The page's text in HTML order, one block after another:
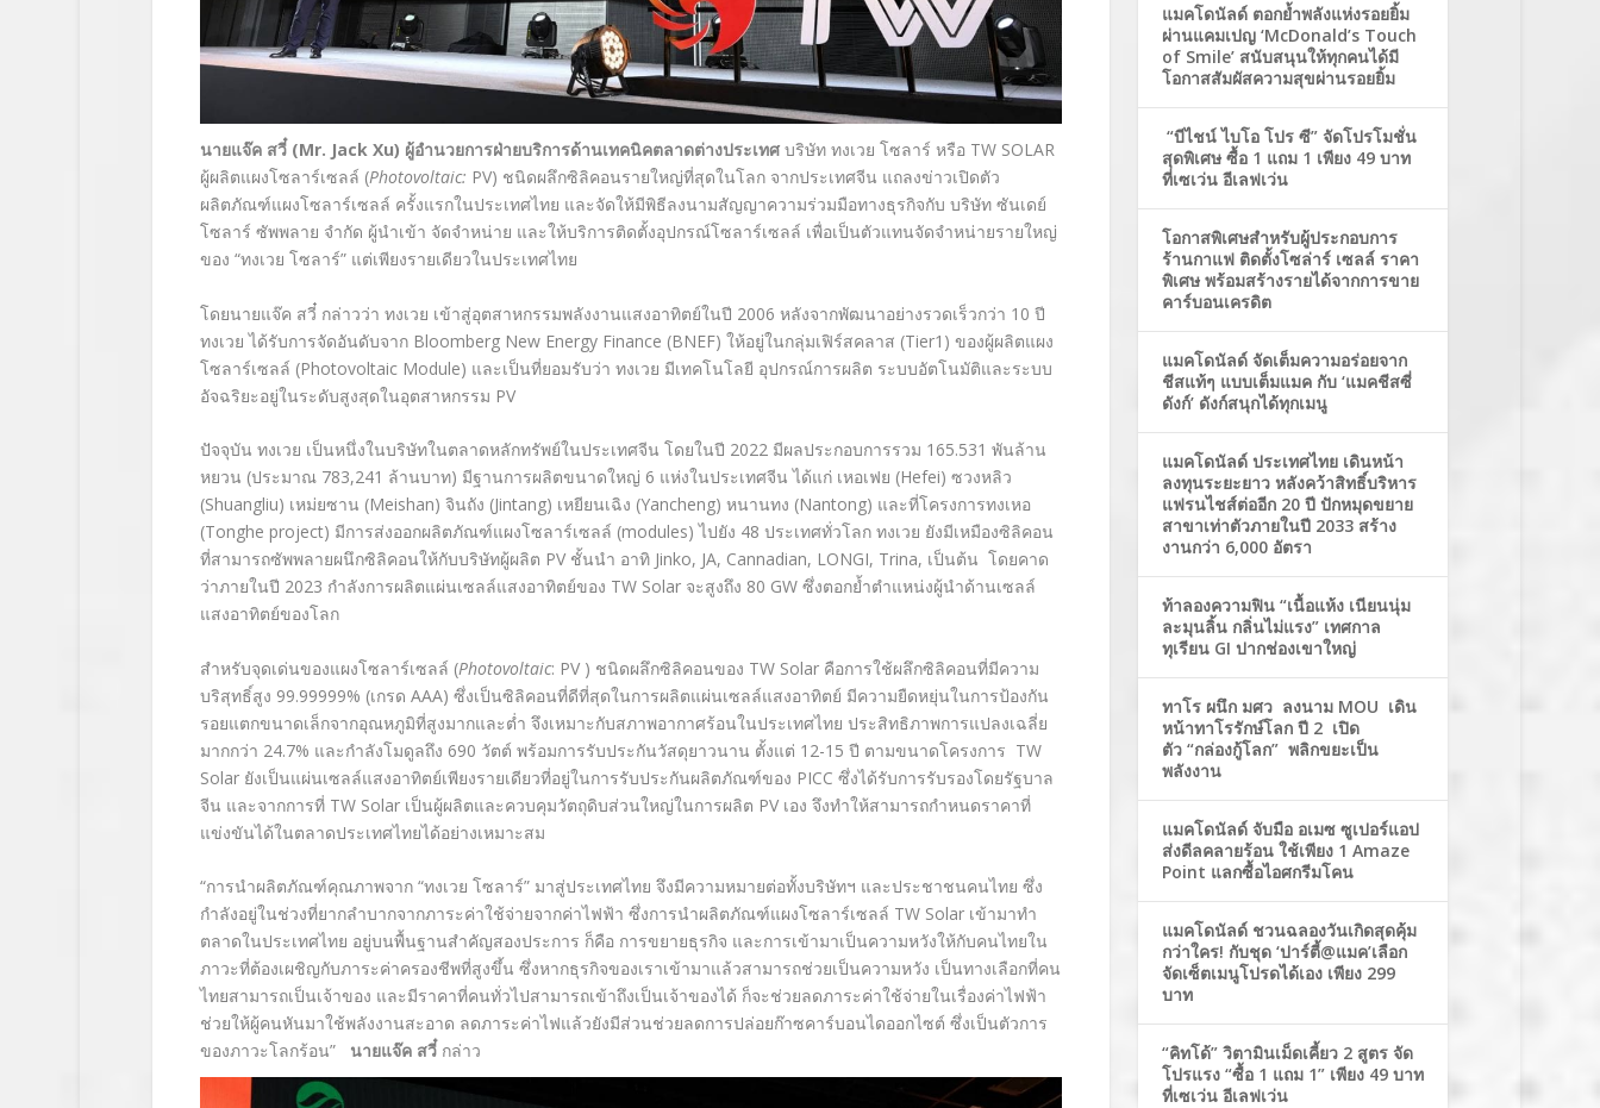
นายแจ๊ค สวี๋ (Mr. Jack Xu) ผู้อำนวยการฝ่ายบริการด้านเทคนิคตลาดต่างประเทศบริษัท ทงเวย โซลาร์ หรือ TW SOLAR
ผู้ผลิตแผงโซลาร์เซลล์ (Photovoltaic: PV) ชนิดผลึกซิลิคอนรายใหญ่ที่สุดในโลก จากประเทศจีน แถลงข่าวเปิดตัว
ผลิตภัณฑ์แผงโซลาร์เซลล์ ครั้งแรกในประเทศไทย และจัดให้มีพิธีลงนามสัญญาความร่วมมือทางธุรกิจกับ บริษัท ซันเดย์
โซลาร์ ซัพพลาย จำกัด ผู้นำเข้า จัดจำหน่าย และให้บริการติดตั้งอุปกรณ์โซลาร์เซลล์ เพื่อเป็นตัวแทนจัดจำหน่ายรายใหญ่
ของ “ทงเวย โซลาร์” แต่เพียงรายเดียวในประเทศไทย
โดยนายแจ๊ค สวี๋ กล่าวว่า ทงเวย เข้าสู่อุตสาหกรรมพลังงานแสงอาทิตย์ในปี 2006 หลังจากพัฒนาอย่างรวดเร็วกว่า 10 ปี
ทงเวย ได้รับการจัดอันดับจาก Bloomberg New Energy Finance (BNEF) ให้อยู่ในกลุ่มเฟิร์สคลาส (Tier1) ของผู้ผลิตแผง
โซลาร์เซลล์ (Photovoltaic Module) และเป็นที่ยอมรับว่า ทงเวย มีเทคโนโลยี อุปกรณ์การผลิต ระบบอัตโนมัติและระบบ
อัจฉริยะอยู่ในระดับสูงสุดในอุตสาหกรรม PV
ปัจจุบัน ทงเวย เป็นหนึ่งในบริษัทในตลาดหลักทรัพย์ในประเทศจีน โดยในปี 2022 มีผลประกอบการรวม 165.531 พันล้าน
หยวน (ประมาณ 783,241 ล้านบาท) มีฐานการผลิตขนาดใหญ่ 6 แห่งในประเทศจีนได้แก่ เหอเฟย (Hefei) ซวงหลิว
(Shuangliu) เหม่ยซาน (Meishan) จินถัง (Jintang) เหยียนเฉิง (Yancheng) หนานทง (Nantong) และที่โครงการทงเหอ
(Tonghe project) มีการส่งออกผลิตภัณฑ์แผงโซลาร์เซลล์ (modules)ไปยัง 48 ประเทศทั่วโลกทงเวย ยังมีเหมืองซิลิคอน
ที่สามารถซัพพลายผนึกซิลิคอนให้กับบริษัทผู้ผลิต PV ชั้นนำ อาทิ Jinko, JA, Cannadian, LONGI, Trina, เป็นต้น โดยคาด
ว่าภายในปี 2023 กำลังการผลิตแผ่นเซลล์แสงอาทิตย์ของ TW Solar จะสูงถึง 80 GW ซึ่งตอกย้ำตำแหน่งผู้นำด้านเซลล์
แสงอาทิตย์ของโลก
สำหรับจุดเด่นของแผงโซลาร์เซลล์ (Photovoltaic: PV ) ชนิดผลึกซิลิคอนของ TW Solar คือการใช้ผลึกซิลิคอนที่มีความ
บริสุทธิ์สูง 99.99999% (เกรด AAA) ซึ่งเป็นซิลิคอนที่ดีที่สุดในการผลิตแผ่นเซลล์แสงอาทิตย์ มีความยืดหยุ่นในการป้องกัน
รอยแตกขนาดเล็กจากอุณหภูมิที่สูงมากและต่ำ จึงเหมาะกับสภาพอากาศร้อนในประเทศไทย ประสิทธิภาพการแปลงเฉลี่ย
มากกว่า 24.7% และกำลังโมดูลถึง 690 วัตต์ พร้อมการรับประกันวัสดุยาวนาน ตั้งแต่ 12-15 ปี ตามขนาดโครงการ TW
Solar ยังเป็นแผ่นเซลล์แสงอาทิตย์เพียงรายเดียวที่อยู่ในการรับประกันผลิตภัณฑ์ของ PICC ซึ่งได้รับการรับรองโดยรัฐบาล
จีน และจากการที่ TW Solar เป็นผู้ผลิตและควบคุมวัตถุดิบส่วนใหญ่ในการผลิต PV เอง จึงทำให้สามารถกำหนดราคาที่
แข่งขันได้ในตลาดประเทศไทยได้อย่างเหมาะสม
“การนำผลิตภัณฑ์คุณภาพจาก “ทงเวย โซลาร์” มาสู่ประเทศไทย จึงมีความหมายต่อทั้งบริษัทฯ และประชาชนคนไทย ซึ่ง
กำลังอยู่ในช่วงที่ยากลำบากจากภาระค่าใช้จ่ายจากค่าไฟฟ้า ซึ่งการนำผลิตภัณฑ์แผงโซลาร์เซลล์ TW Solarเข้ามาทำ
ตลาดในประเทศไทย อยู่บนพื้นฐานสำคัญสองประการ ก็คือ การขยายธุรกิจ และการเข้ามาเป็นความหวังให้กับคนไทยใน
ภาวะที่ต้องเผชิญกับภาระค่าครองชีพที่สูงขึ้น ซึ่งหากธุรกิจของเราเข้ามาแล้วสามารถช่วยเป็นความหวัง เป็นทางเลือกที่คน
ไทยสามารถเป็นเจ้าของ และมีราคาที่คนทั่วไปสามารถเข้าถึงเป็นเจ้าของได้ ก็จะช่วยลดภาระค่าใช้จ่ายในเรื่องค่าไฟฟ้า
ช่วยให้ผู้คนหันมาใช้พลังงานสะอาด ลดภาระค่าไฟแล้วยังมีส่วนช่วยลดการปล่อยก๊าซคาร์บอนไดออกไซต์ ซึ่งเป็นตัวการ
ของภาวะโลกร้อน” นายแจ๊ค สวี๋กล่าว
แมคโดนัลด์ ตอกย้ำพลังแห่งรอยยิ้ม
ผ่านแคมเปญ ‘McDonald’s Touch
of Smile’ สนับสนุนให้ทุกคนได้มี
โอกาสสัมผัสความสุขผ่านรอยยิ้ม
“บีไชน์ ไบโอ โปร ซี” จัดโปรโมชั่น
สุดพิเศษ ซื้อ 1 แถม 1 เพียง 49 บาท
ที่เซเว่น อีเลฟเว่น
โอกาสพิเศษสำหรับผู้ประกอบการ
ร้านกาแฟ ติดตั้งโซล่าร์ เซลล์ ราคา
พิเศษ พร้อมสร้างรายได้จากการขาย
คาร์บอนเครดิต
แมคโดนัลด์ จัดเต็มความอร่อยจาก
ชีสแท้ๆ แบบเต็มแมค กับ ‘แมคชีสซี่
ดังก์’ ดังก์สนุกได้ทุกเมนู
แมคโดนัลด์ ประเทศไทย เดินหน้า
ลงทุนระยะยาว หลังคว้าสิทธิ์บริหาร
แฟรนไชส์ต่ออีก 20 ปี ปักหมุดขยาย
สาขาเท่าตัวภายในปี 2033 สร้าง
งานกว่า 6,000 อัตรา
ท้าลองความฟิน “เนื้อแห้ง เนียนนุ่ม
ละมุนลิ้น กลิ่นไม่แรง” เทศกาล
ทุเรียน GI ปากช่องเขาใหญ่
ทาโร ผนึก มศว ลงนาม MOU เดิน
หน้าทาโรรักษ์โลก ปี 2 เปิด
ตัว “กล่องกู้โลก” พลิกขยะเป็น
พลังงาน
แมคโดนัลด์ จับมือ อเมซ ซูเปอร์แอป
ส่งดีลคลายร้อน ใช้เพียง 1 Amaze
Point แลกซื้อไอศกรีมโคน
แมคโดนัลด์ ชวนฉลองวันเกิดสุดคุ้ม
กว่าใคร! กับชุด ‘ปาร์ตี้@แมค’เลือก
จัดเซ็ตเมนูโปรดได้เอง เพียง 299
บาท
“คิทโด้” วิตามินเม็ดเคี้ยว 2 สูตร จัด
โปรแรง “ซื้อ 1 แถม 1” เพียง 49 บาท
ที่เซเว่น อีเลฟเว่น